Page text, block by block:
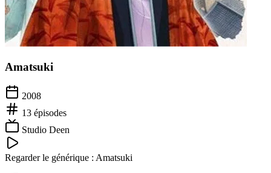
Amatsuki
2008
13 épisodes
Studio Deen
Regarder le générique : Amatsuki